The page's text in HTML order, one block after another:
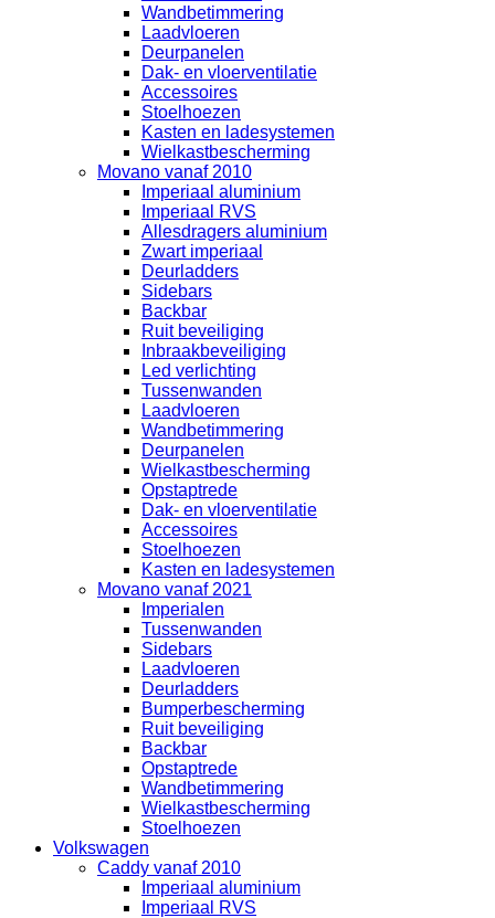
Wandbetimmering
Laadvloeren
Deurpanelen
Dak- en vloerventilatie
Accessoires
Stoelhoezen
Kasten en ladesystemen
Wielkastbescherming
Movano vanaf 2010
Imperiaal aluminium
Imperiaal RVS
Allesdragers aluminium
Zwart imperiaal
Deurladders
Sidebars
Backbar
Ruit beveiliging
Inbraakbeveiliging
Led verlichting
Tussenwanden
Laadvloeren
Wandbetimmering
Deurpanelen
Wielkastbescherming
Opstaptrede
Dak- en vloerventilatie
Accessoires
Stoelhoezen
Kasten en ladesystemen
Movano vanaf 2021
Imperialen
Tussenwanden
Sidebars
Laadvloeren
Deurladders
Bumperbescherming
Ruit beveiliging
Backbar
Opstaptrede
Wandbetimmering
Wielkastbescherming
Stoelhoezen
Volkswagen
Caddy vanaf 2010
Imperiaal aluminium
Imperiaal RVS